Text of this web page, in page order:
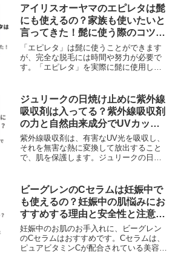
ウトドアミストは、お子様から大人ま
で、家族全員が安心して使える日焼け止
め＆アウトドアミストです。日焼け止め
と虫よけの2つの対策をこれ1本で行える
スプレーになります。レモングラスやロ
ーズマリーのエッセンシャルオイルを配
合した、100%天然由来成分で作られてい
ます。
アイリスオーヤマのエピレタは髭
にも使えるの？家族も使いたいと
言ってきた！髭に使う際のコツと
注意点
「エピレタ」は髭に使うことができます
が、完全な脱毛には時間や努力が必要で
す。「エピレタ」を実際に髭に使用した
時間がかかるという感想が多いです。髭
は太くて色素が濃いため、光脱毛に適し
ているという説明もありますが、剛毛髭
には半年から2年はかかるという目安も示
されています。
ジュリークの日焼け止めに紫外線
吸収剤は入ってる？紫外線吸収剤
の力と自然由来成分でUVカッ
ト！
紫外線吸収剤は、有害なUV光を吸収し、
それを無害な熱に変換して放出すること
で、肌を保護します。ジュリークの日焼
紫外線吸収剤が配合されています。これ
らは、肌に直接的なダメージを与えるUV
光を効率的に吸収し、肌の老化や色素沈
着を防ぎます。また肌を落ち着かせ、保
湿する天然植物エキスが豊富に使用され
ています。これにより、肌への刺激を最
小限に抑えつつ、紫外線からの保護を実
現しています。
ビーグレンのCセラムは妊娠中で
も使えるの？妊娠中の肌悩みにお
すすめする理由と安全性と注意点
を解説！
妊娠中のお肌のお手入れに、ビーグレン
のCセラムはおすすめです。Cセラムは、
ピュアビタミンCが配合されている美容液